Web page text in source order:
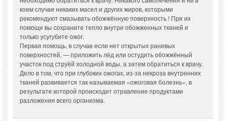
коем случае никаких масел и других жиров, которыми
рекомендуют смазывать обожжённую поверхность ! При их
помощи вы сохраните тепло внутри обожженных тканей и
только усугубите ожог.
Первая помощь, в случае если нет открытых раневых
поверхностей, — приложить лёд или остудить обожжённый
участок под струёй холодной воды, а затем обратиться к врачу.
Дело в том, что при глубоких ожогах, из-за некроза внутренних
тканей развивается так называемая «ожоговая болезнь», в
результате которой происходит отравление продуктами
разложения всего организма.